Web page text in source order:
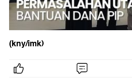
(kny/imk)